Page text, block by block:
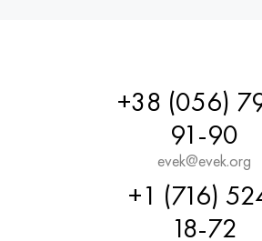
+38 (056)
91-90
evek@evek.org
+1 (716)
18-72